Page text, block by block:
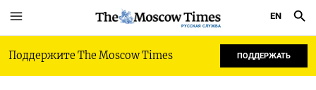
РУССКАЯ СЛУЖБА
EN
Поддержите The Moscow Times ПОДДЕРЖАТЬ